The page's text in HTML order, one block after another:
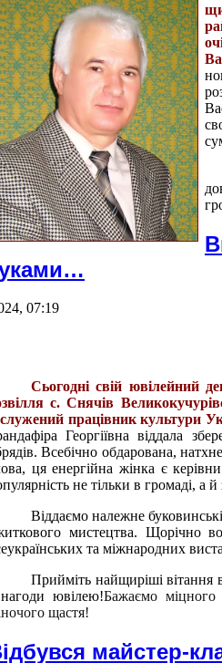
07:19
Сьогодні свій ювілейний
с. Снячів
працівник культури
Георгіївна віддала
Всебічно обдарована,
ця енергійна жінка є
не тільки в громаді, а й
Віддаємо належне
мистецтва. Щорічно
та міжнародних
Прийміть найщиріші вітання
ювілею!Бажаємо міцного
щастя!
майстер-